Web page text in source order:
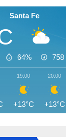
Santa Fe
64% 758
19:00
+13°C
20:00
+13°C